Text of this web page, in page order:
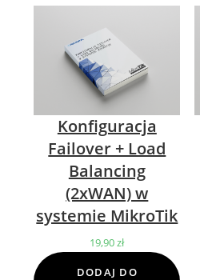
Konfiguracja
Failover + Load
Balancing
(2xWAN) w
systemie MikroTik
19,90zł
DODAJ DO